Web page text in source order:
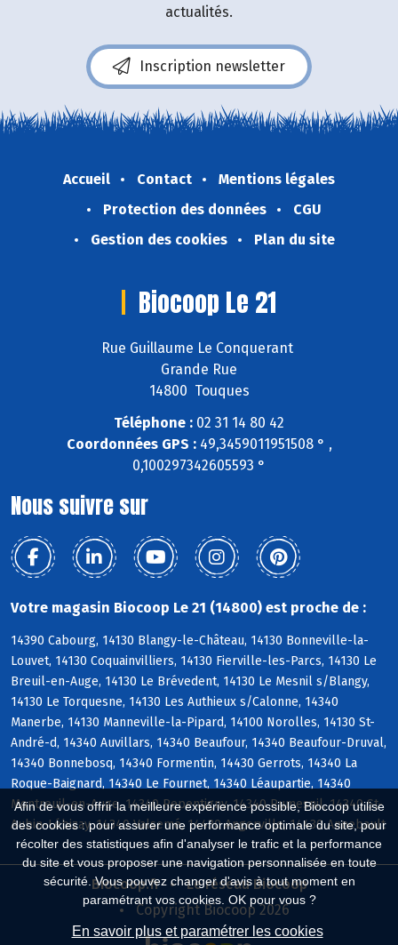
Afin de vous offrir la meilleure expérience possible, Biocoop utilise
des cookies : pour assurer une performance optimale du site, pour
récolter des statistiques afin d'analyser le trafic et la performance
du site et vous proposer une navigation personnalisée en toute
sécurité. Vous pouvez changer d'avis à tout moment en
paramétrant vos cookies. OK pour vous ?
En savoir plus et paramétrer les cookies
actualités.
Inscription newsletter
Accueil Contact
Mentions légales
Protection des données
CGU
Gestion des cookies
Plan du site
Biocoop Le 21
Rue Guillaume Le Conquerant
Grande Rue
14800 Touques
Téléphone : 02 31 14 80 42
Coordonnées GPS :49,3459011951508 ° ,
0,100297342605593 °
Nous suivre sur
Votre magasin Biocoop Le 21 (14800) est proche de :
14390 Cabourg, 14130 Blangy-le-Château, 14130 Bonneville-la-
Louvet, 14130 Coquainvilliers, 14130 Fierville-les-Parcs, 14130 Le
Breuil-en-Auge, 14130 Le Brévedent, 14130 Le Mesnil s/Blangy,
14130 Le Torquesne, 14130 Les Authieux s/Calonne, 14340
Manerbe, 14130 Manneville-la-Pipard, 14100 Norolles, 14130 St-
André-d, 14340 Auvillars, 14340 Beaufour, 14340 Beaufour-Druval,
14340 Bonnebosq, 14340 Formentin, 14430 Gerrots, 14340 La
Roque-Baignard, 14340 Le Fournet, 14340 Léaupartie, 14340
Montreuil-en-Auge, 14340 Repentigny, 14340 Rumesnil, 14340 St-
Aubin-Lébizay, 14340 Valsemé, 14430 Angerville, 14430 Annebault
Biocoop.fr
Le réseau Biocoop
Copyright Biocoop 2026